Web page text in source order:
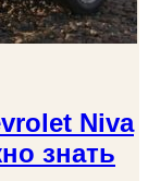
Niva
знать